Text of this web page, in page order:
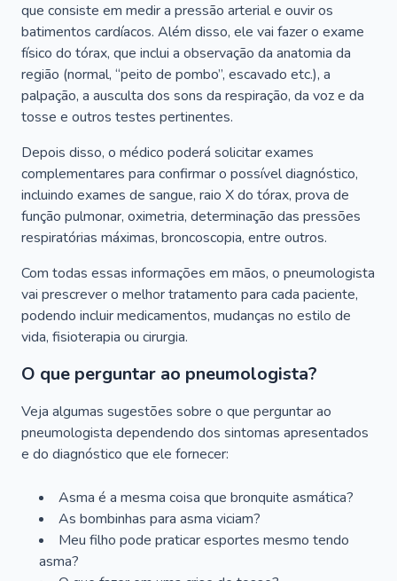
que consiste em medir a pressão arterial e ouvir os
batimentos cardíacos. Além disso, ele vai fazer o exame
físico do tórax, que inclui a observação da anatomia da
região (normal, “peito de pombo”, escavado etc.), a
palpação, a ausculta dos sons da respiração, da voz e da
tosse e outros testes pertinentes.
Depois disso, o médico poderá solicitar exames
complementares para confirmar o possível diagnóstico,
incluindo exames de sangue, raio X do tórax, prova de
função pulmonar, oximetria, determinação das pressões
respiratórias máximas, broncoscopia, entre outros.
Com todas essas informações em mãos, o pneumologista
vai prescrever o melhor tratamento para cada paciente,
podendo incluir medicamentos, mudanças no estilo de
vida, fisioterapia ou cirurgia.
O que perguntar ao pneumologista?
Veja algumas sugestões sobre o que perguntar ao
pneumologista dependendo dos sintomas apresentados
e do diagnóstico que ele fornecer:
Asma é a mesma coisa que bronquite asmática?
As bombinhas para asma viciam?
Meu filho pode praticar esportes mesmo tendo
asma?